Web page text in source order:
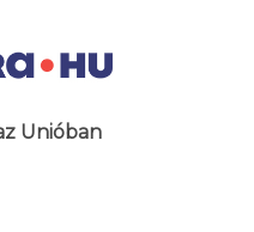
Unióban